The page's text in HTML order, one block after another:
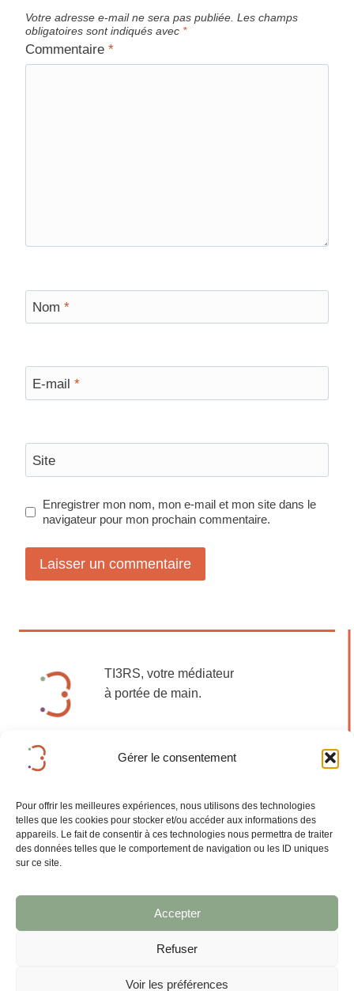
Gérer le consentement
Pour offrir les meilleures expériences, nous utilisons des technologies
telles que les cookies pour stocker et/ou accéder aux informations des
appareils. Le fait de consentir à ces technologies nous permettra de traiter
des données telles que le comportement de navigation ou les ID uniques
sur ce site.
Accepter
Refuser
Voir les préférences
Votre adresse e-mail ne sera pas publiée. Les champs
obligatoires sont indiqués avec *
Commentaire *
Nom *
E-mail *
Site
Enregistrer mon nom, mon e-mail et mon site dans le
navigateur pour mon prochain commentaire.
TI3RS, votre médiateur
à portée de main.
@BeMadDel